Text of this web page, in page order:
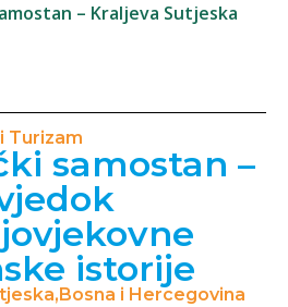
– Kraljeva Sutjeska
Turizam
samostan –
istorije
i Hercegovina